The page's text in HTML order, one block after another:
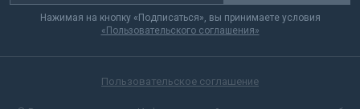
Нажимая на кнопку «Подписаться», вы принимаете условия
«Пользовательского соглашения»
Пользовательское соглашение